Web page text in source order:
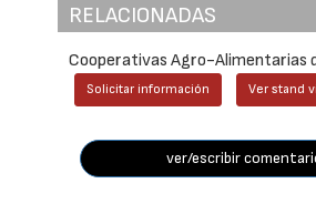
RELACIONADAS
Cooperativas Agro-Alimentarias
Solicitar información Ver stand
ver/escribir